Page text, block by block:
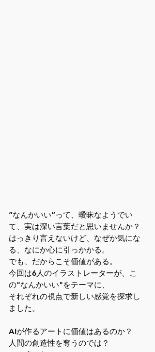
”なんかいい”って、曖昧なようでい
て、実は深い言葉だと思いませんか？
はっきり言えないけど、なぜか気にな
る、なにか心に引っかかる。
でも、だからこそ価値がある。
今回は6人のイラストレーターが、こ
の"なんかいい"をテーマに、
それぞれの視点で新しい感覚を探求し
ました。
AIが作るアートに価値はあるのか？
人間の創造性を奪うのでは？